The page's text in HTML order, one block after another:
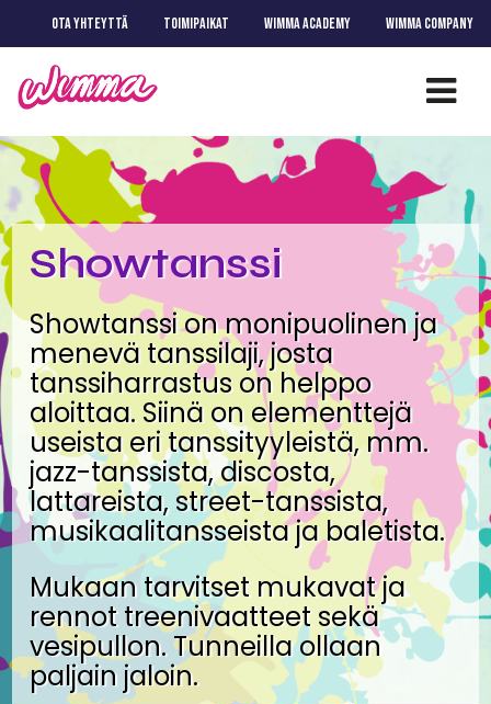
OTA YHTEYTTÄ TOIMIPAIKAT WIMMA ACADEMY WIMMA COMPANY
Showtanssi
Showtanssi on monipuolinen ja
menevä tanssilaji, josta
tanssiharrastus on helppo
aloittaa. Siinä on elementtejä
useista eri tanssityyleistä, mm.
jazz-tanssista, discosta,
lattareista, street-tanssista,
musikaalitansseista ja baletista.
Mukaan tarvitset mukavat ja
rennot treenivaatteet sekä
vesipullon. Tunneilla ollaan
paljain jaloin.